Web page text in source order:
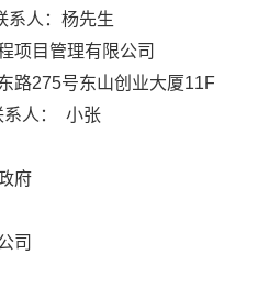
系人： 杨先生
项目管理有限公司
路275号东山创业大厦11F
人： 小张
府
司